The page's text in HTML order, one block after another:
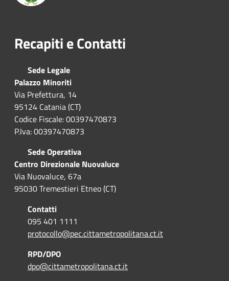
Recapiti e Contatti
Sede Legale
Palazzo Minoriti
Via Prefettura, 14
95124 Catania (CT)
Codice Fiscale: 00397470873
P.Iva: 00397470873
Sede Operativa
Centro Direzionale Nuovaluce
Via Nuovaluce, 67a
95030 Tremestieri Etneo (CT)
Contatti
095 401 1111
protocollo@pec.cittametropolitana.ct.it
RPD/DPO
dpo@cittametropolitana.ct.it